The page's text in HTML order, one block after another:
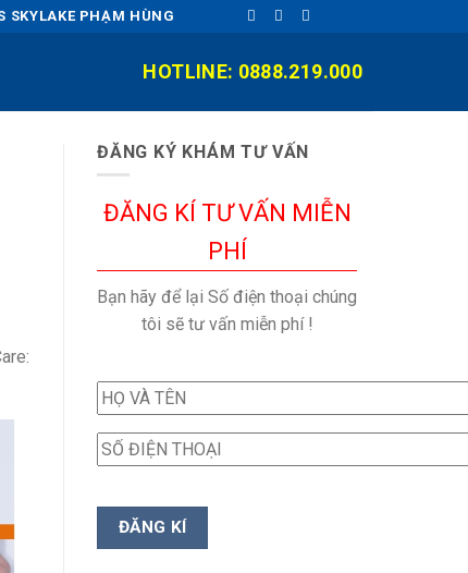
SKYLAKE PHẠM HÙNG
HOTLINE: 0888.219.000
ĐĂNG KÝ KHÁM TƯ VẤN
ĐĂNG KÍ TƯ VẤN MIỄN
PHÍ
Bạn hãy để lại Số điện thoại chúng
tôi sẽ tư vấn miễn phí !